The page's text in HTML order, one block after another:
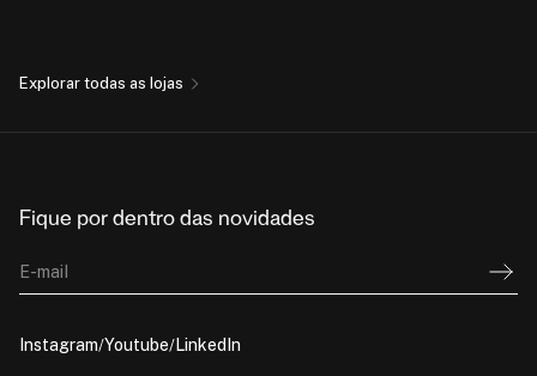
Explorar todas as lojas
Fique por dentro das novidades
E-mail
Instagram Youtube LinkedIn